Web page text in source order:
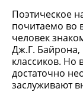
Поэтическое
почитаемо во
человек
Дж.Г. Байрона,
классиков. Но
достаточно
заслуживают